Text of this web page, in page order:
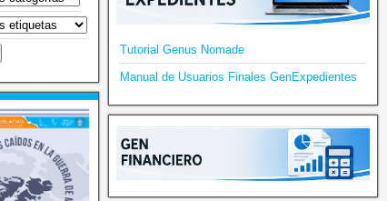
Tutorial Genus Nomade
Manual de Usuarios Finales GenExpedientes